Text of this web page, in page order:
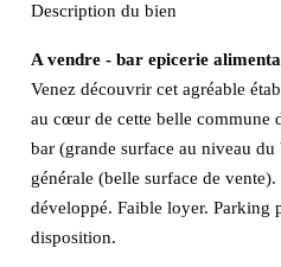
Description du bien
A vendre - bar epicerie
Venez découvrir cet agréable
au cœur de cette belle commune
bar (grande surface au niveau
générale (belle surface de
développé. Faible loyer. Parking
disposition.